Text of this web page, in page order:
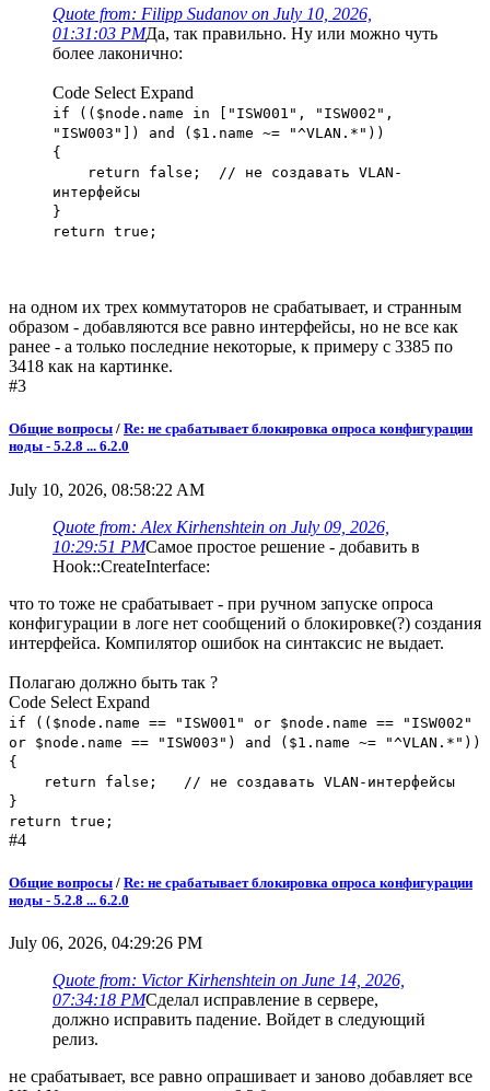
Quote from: Filipp Sudanov on July 10, 2026,
01:31:03 PMДа, так правильно. Ну или можно чуть
более лаконично:
Code Select Expand
if (($node.name in ["ISW001", "ISW002",
"ISW003"]) and ($1.name ~= "^VLAN.*"))
{
return false; // не создавать VLAN-
интерфейсы
}
return true;
на одном их трех коммутаторов не срабатывает, и странным
образом - добавляются все равно интерфейсы, но не все как
ранее - а только последние некоторые, к примеру с 3385 по
3418 как на картинке.
#3
Общие вопросы / Re: не срабатывает блокировка опроса конфигурации
ноды - 5.2.8 ... 6.2.0
July 10, 2026, 08:58:22 AM
Quote from: Alex Kirhenshtein on July 09, 2026,
10:29:51 PMСамое простое решение - добавить в
Hook::CreateInterface:
что то тоже не срабатывает - при ручном запуске опроса
конфигурации в логе нет сообщений о блокировке(?) создания
интерфейса. Компилятор ошибок на синтаксис не выдает.
Полагаю должно быть так ?
Code Select Expand
if (($node.name == "ISW001" or $node.name == "ISW002"
or $node.name == "ISW003") and ($1.name ~= "^VLAN.*"))
{
return false; // не создавать VLAN-интерфейсы
}
return true;
#4
Общие вопросы / Re: не срабатывает блокировка опроса конфигурации
ноды - 5.2.8 ... 6.2.0
July 06, 2026, 04:29:26 PM
Quote from: Victor Kirhenshtein on June 14, 2026,
07:34:18 PMСделал исправление в сервере,
должно исправить падение. Войдет в следующий
релиз.
не срабатывает, все равно опрашивает и заново добавляет все